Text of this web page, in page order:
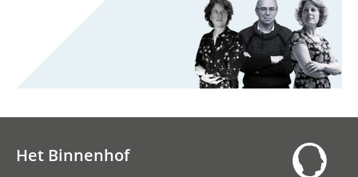
Het Binnenhof